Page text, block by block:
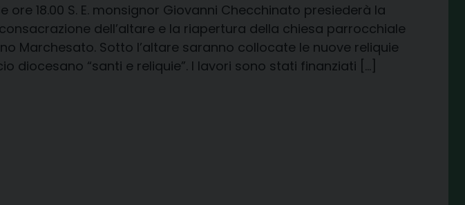
ore 18.00 S. E. monsignor Giovanni Checchinato presiederà la
dell’altare e la riapertura della chiesa parrocchiale
Marchesato. Sotto l’altare saranno collocate le nuove reliquie
diocesano “santi e reliquie”. I lavori sono stati finanziati […]